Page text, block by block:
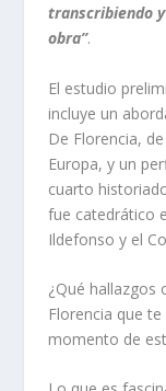
transcribiendo
obra”.
El estudio
incluye un
De Florencia,
Europa, y un
cuarto
fue catedrático
Ildefonso y el
¿Qué hallazgos
Florencia que
momento de